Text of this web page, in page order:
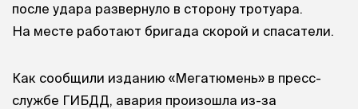
после удара развернуло в сторону тротуара.
На месте работают бригада скорой и спасатели.
Как сообщили изданию «Мегатюмень» в пресс-
службе ГИБДД, авария произошла из-за